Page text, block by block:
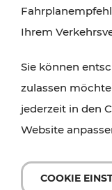
Ihrem
Sie können
zulassen
jederzeit in den
Website
COOKIE